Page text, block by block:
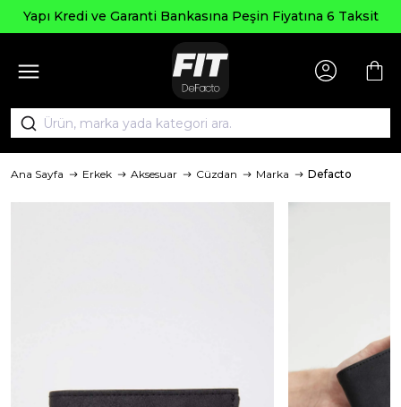
Yapı Kredi ve Garanti Bankasına Peşin Fiyatına 6 Taksit
Ana Sayfa Erkek Aksesuar Cüzdan Marka Defacto